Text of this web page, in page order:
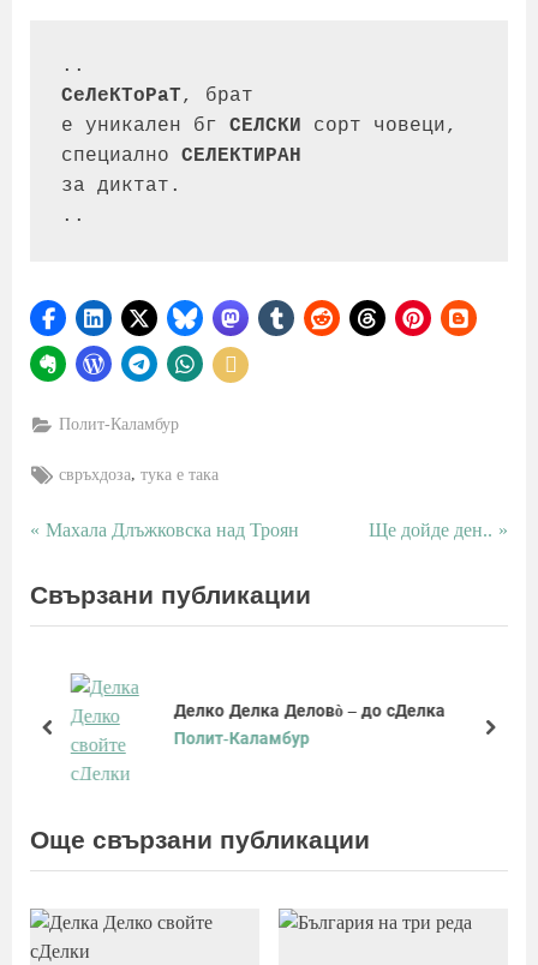
..
СеЛеКТоРаТ, брат
е уникален бг СЕЛСКИ сорт човеци,
специално СЕЛЕКТИРАН
за диктат.
..
Полит-Каламбур
Tags:
свръхдоза,тука е така
Навигация
P
e
s
t
:
Махала Длъжковска над Троян
N
Ще дойде ден..
Свързани публикации
Делко Делка Деловò – до сДелка
Полит-Каламбур
prev next
Още свързани публикации